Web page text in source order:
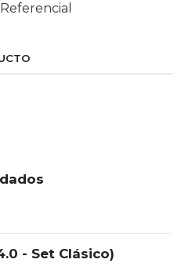
- Set Clásico)